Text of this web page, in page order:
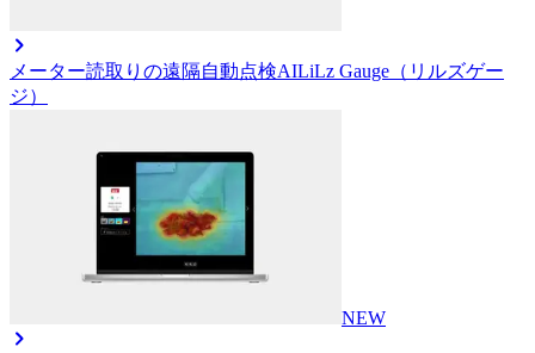
メーター読取りの遠隔自動点検AILiLz Gauge（リルズゲー
ジ）
NEW